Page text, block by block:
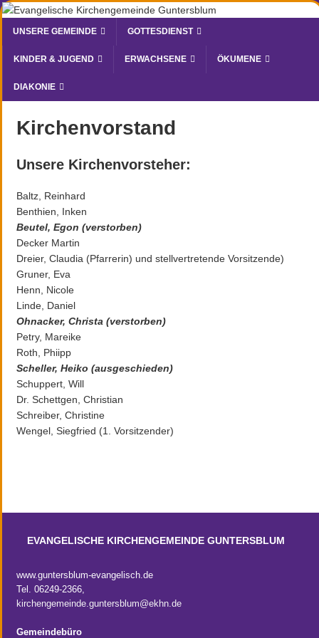
UNSERE GEMEINDE GOTTESDIENST
KINDER & JUGEND ERWACHSENE ÖKUMENE
DIAKONIE
Kirchenvorstand
Unsere Kirchenvorsteher:
Baltz, Reinhard
Benthien, Inken
Beutel, Egon (verstorben)
Decker Martin
Dreier, Claudia (Pfarrerin) und stellvertretende Vorsitzende)
Gruner, Eva
Henn, Nicole
Linde, Daniel
Ohnacker, Christa (verstorben)
Petry, Mareike
Roth, Phiipp
Scheller, Heiko (ausgeschieden)
Schuppert, Will
Dr. Schettgen, Christian
Schreiber, Christine
Wengel, Siegfried (1. Vorsitzender)
EVANGELISCHE KIRCHENGEMEINDE GUNTERSBLUM
www.guntersblum-evangelisch.de
Tel. 06249-2366,
kirchengemeinde.guntersblum@ekhn.de
Gemeindebüro